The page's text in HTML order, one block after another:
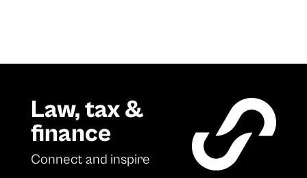
Law, tax &
finance
Connect and inspire